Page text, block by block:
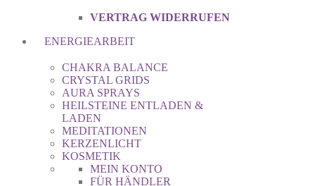
VERTRAG WIDERRUFEN
ENERGIEARBEIT
CHAKRA BALANCE
CRYSTAL GRIDS
AURA SPRAYS
HEILSTEINE ENTLADEN &
LADEN
MEDITATIONEN
KERZENLICHT
KOSMETIK
MEIN KONTO
FÜR HÄNDLER